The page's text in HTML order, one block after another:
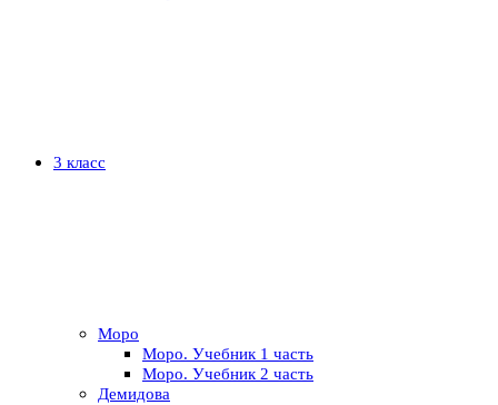
3 класс
Моро
Моро. Учебник 1 часть
Моро. Учебник 2 часть
Демидова